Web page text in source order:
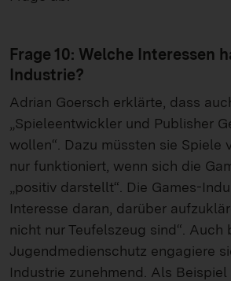
Frage 10: Welche Interessen
Industrie?
Adrian Goersch erklärte, dass
„Spieleentwickler und Publisher
wollen“. Dazu müssten sie Spiele
nur funktioniert, wenn sich die
„positiv darstellt“. Die Games-
Interesse daran, darüber
nicht nur Teufelszeug sind“. Auch
Jugendmedienschutz engagiere
Industrie zunehmend. Als